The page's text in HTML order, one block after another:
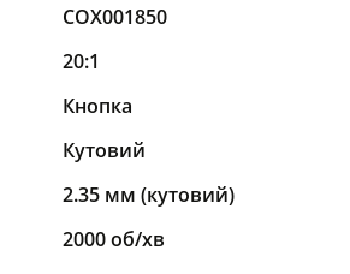
COX001850
20:1
Кнопка
Кутовий
2.35 мм (кутовий)
2000 об/хв